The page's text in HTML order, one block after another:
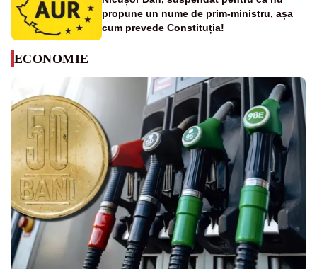
propune un nume de prim-ministru, așa
cum prevede Constituția!
ECONOMIE